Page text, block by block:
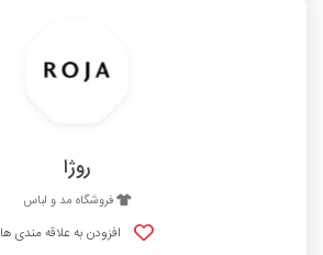
روژا
فروشگاه مد و لباس
افزودن به علاقه مندی ها